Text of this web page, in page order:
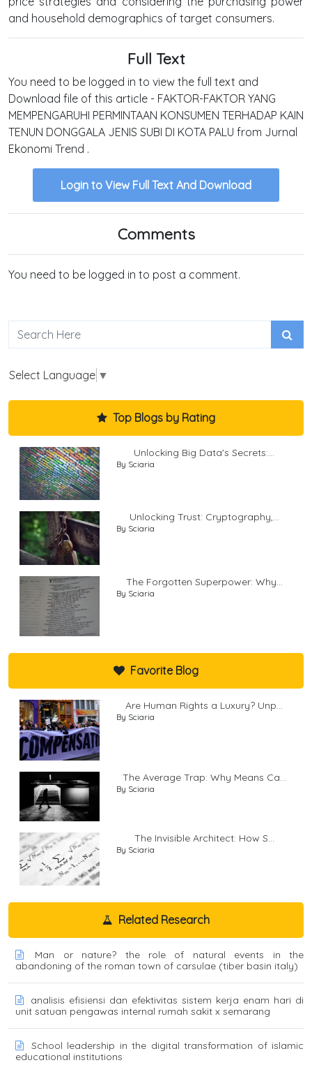
and household demographics of target consumers.
Full Text
You need to be logged in to view the full text and
Download file of this article - FAKTOR-FAKTOR YANG
MEMPENGARUHI PERMINTAAN KONSUMEN TERHADAP KAIN
TENUN DONGGALA JENIS SUBI DI KOTA PALU from Jurnal
Ekonomi Trend .
Login to View Full Text And Download
Comments
You need to be logged in to post a comment.
Select Language ▼
Top Blogs by Rating
Unlocking Big Data's Secrets:...
By Sciaria
Unlocking Trust: Cryptography,...
By Sciaria
The Forgotten Superpower: Why...
By Sciaria
Favorite Blog
Are Human Rights a Luxury? Unp...
By Sciaria
The Average Trap: Why Means Ca...
By Sciaria
The Invisible Architect: How S...
By Sciaria
Related Research
Man or nature? the role of natural events in the
abandoning of the roman town of carsulae (tiber basin italy)
analisis efisiensi dan efektivitas sistem kerja enam hari di
unit satuan pengawas internal rumah sakit x semarang
School leadership in the digital transformation of islamic
educational institutions